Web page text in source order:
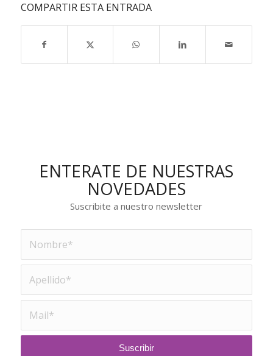
COMPARTIR ESTA ENTRADA
ENTERATE DE NUESTRAS
NOVEDADES
Suscribite a nuestro newsletter